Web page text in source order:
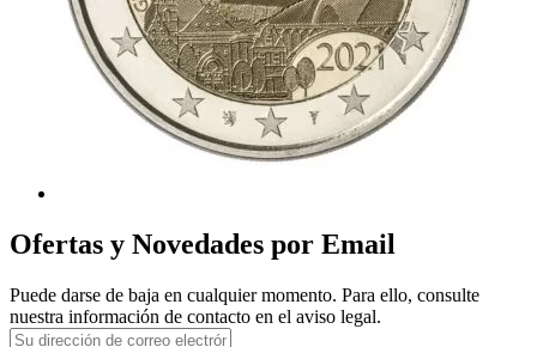
Ofertas y Novedades por Email
Puede darse de baja en cualquier momento. Para ello, consulte
nuestra información de contacto en el aviso legal.